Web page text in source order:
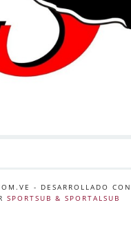
- DESARROLLADO CON
SPORTSUB & SPORTALSUB